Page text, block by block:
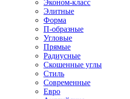
Эконом-класс
Элитные
Форма
П-образные
Угловые
Прямые
Радиусные
Скошенные углы
Стиль
Современные
Евро